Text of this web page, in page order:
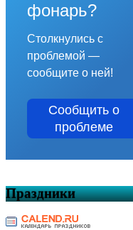
фонарь?
Столкнулись с
проблемой —
сообщите о ней!
Сообщить о
проблеме
Праздники